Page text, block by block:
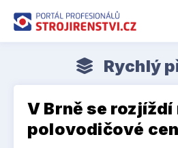
Rychlý
V Brně se rozjíždí
polovodičové